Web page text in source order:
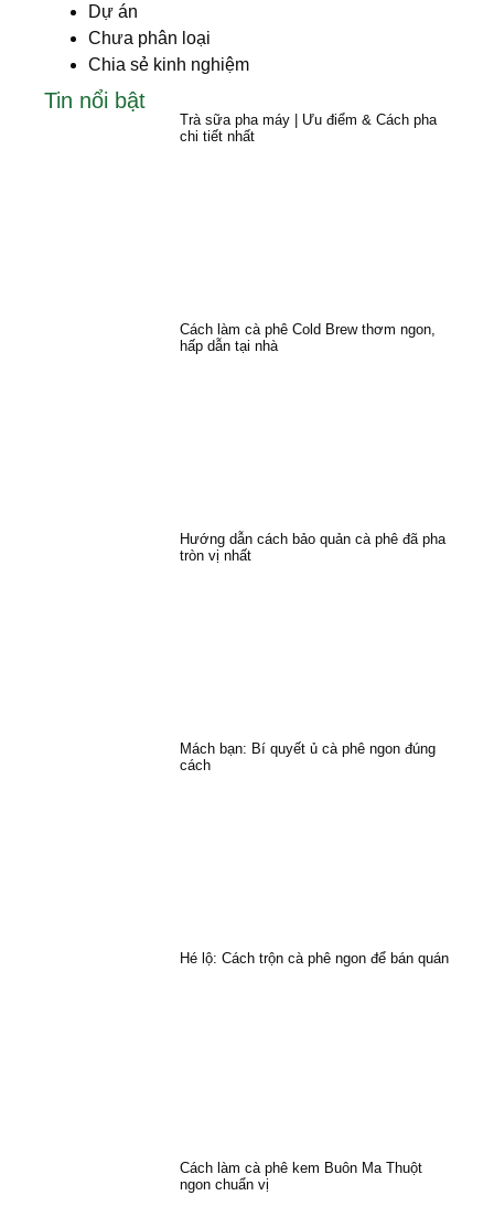
Dự án
Chưa phân loại
Chia sẻ kinh nghiệm
Tin nổi bật
Trà sữa pha máy | Ưu điểm & Cách pha
chi tiết nhất
Cách làm cà phê Cold Brew thơm ngon,
hấp dẫn tại nhà
Hướng dẫn cách bảo quản cà phê đã pha
tròn vị nhất
Mách bạn: Bí quyết ủ cà phê ngon đúng
cách
Hé lộ: Cách trộn cà phê ngon để bán quán
Cách làm cà phê kem Buôn Ma Thuột
ngon chuẩn vị